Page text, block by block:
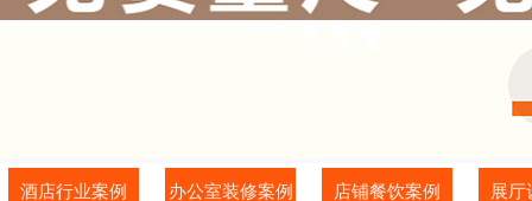
酒店行业案例 办公室装修案例 店铺餐饮案例 展厅